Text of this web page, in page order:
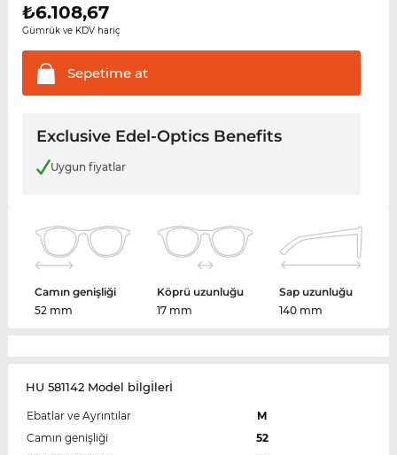
₺6.108,67
Gümrük ve KDV hariç
Sepetimeat
Exclusive Edel-Optics Benefits
Uygun fiyatlar
Camın genişliği
52 mm
Köprü uzunluğu
17 mm
Sap uzunluğu
140 mm
HU 581142 Model bİlgİlerİ
Ebatlar ve Ayrıntılar
M
Camın genişliği
52